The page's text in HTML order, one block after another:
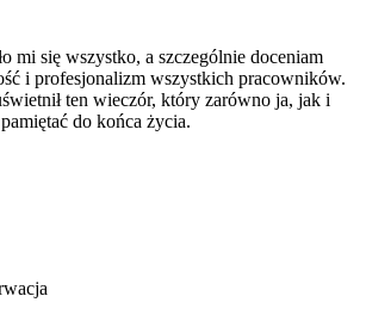
mi się wszystko, a szczególnie doceniam
i profesjonalizm wszystkich pracowników.
ten wieczór, który zarówno ja, jak i
do końca życia.